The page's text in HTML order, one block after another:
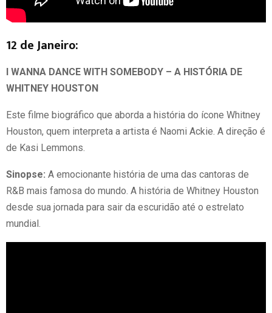
12 de Janeiro:
I WANNA DANCE WITH SOMEBODY – A HISTÓRIA DE
WHITNEY HOUSTON
Este filme biográfico que aborda a história do ícone Whitney
Houston, quem interpreta a artista é Naomi Ackie. A direção é
de Kasi Lemmons.
Sinopse: A emocionante história de uma das cantoras de
R&B mais famosa do mundo. A história de Whitney Houston
desde sua jornada para sair da escuridão até o estrelato
mundial.